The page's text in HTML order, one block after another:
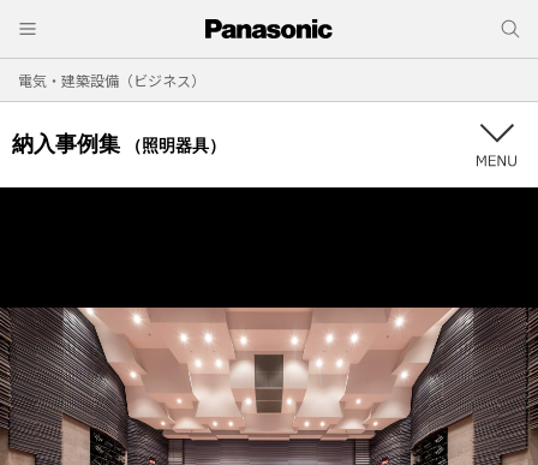
電気・建築設備（ビジネス）
納入事例集 （照明器具）